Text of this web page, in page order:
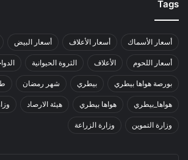
Tags
أسعار الأسماك أسعار الأعلاف أسعار البيض
أسعار اللحوم الأعلاف الثروة الحيوانية
بورصة هواها بيطري بيطري شهر رمضان
هواها_بيطري هواها بيطري هيئة الارصاد
وزارة التموين وزارة الزراعة